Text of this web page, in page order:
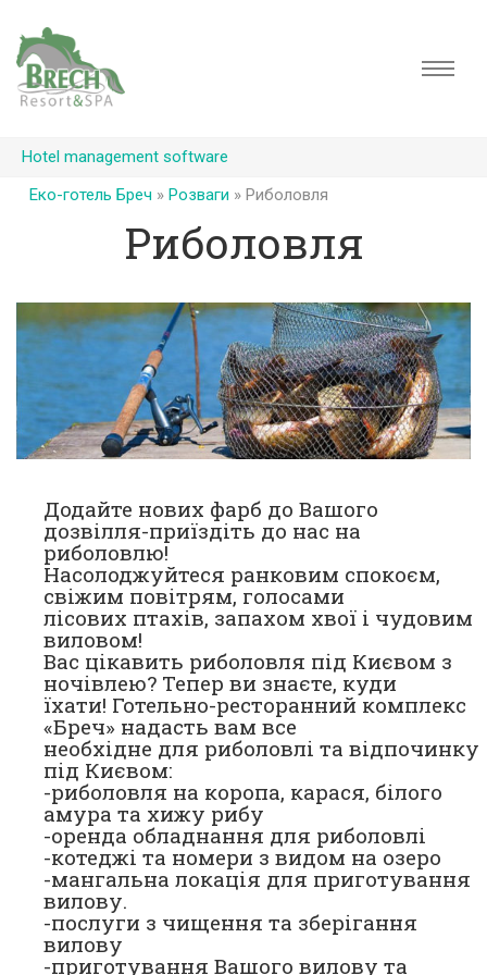
Hotel management software
Еко-готель Бреч » Розваги » Риболовля
Риболовля
Додайте нових фарб до Вашого
дозвілля-приїздіть до нас на
риболовлю!
Насолоджуйтеся ранковим спокоєм,
свіжим повітрям, голосами
лісових птахів, запахом хвої і чудовим
виловом!
Вас цікавить риболовля під Києвом з
ночівлею? Тепер ви знаєте, куди
їхати! Готельно-ресторанний комплекс
«Бреч» надасть вам все
необхідне для риболовлі та відпочинку
під Києвом:
-риболовля на коропа, карася, білого
амура та хижу рибу
-оренда обладнання для риболовлі
-котеджі та номери з видом на озеро
-мангальна локація для приготування
вилову.
-послуги з чищення та зберігання
вилову
-приготування Вашого вилову та